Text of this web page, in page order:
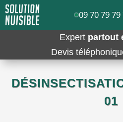
Expert partout
Devis
01
09 70 79 79